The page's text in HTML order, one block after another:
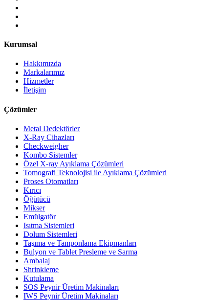
Kurumsal
Hakkımızda
Markalarımız
Hizmetler
İletişim
Çözümler
Metal Dedektörler
X-Ray Cihazları
Checkweigher
Kombo Sistemler
Özel X-ray Ayıklama Çözümleri
Tomografi Teknolojisi ile Ayıklama Çözümleri
Proses Otomatları
Kırıcı
Öğütücü
Mikser
Emülgatör
Isıtma Sistemleri
Dolum Sistemleri
Taşıma ve Tamponlama Ekipmanları
Bulyon ve Tablet Presleme ve Sarma
Ambalaj
Shrinkleme
Kutulama
SOS Peynir Üretim Makinaları
IWS Peynir Üretim Makinaları